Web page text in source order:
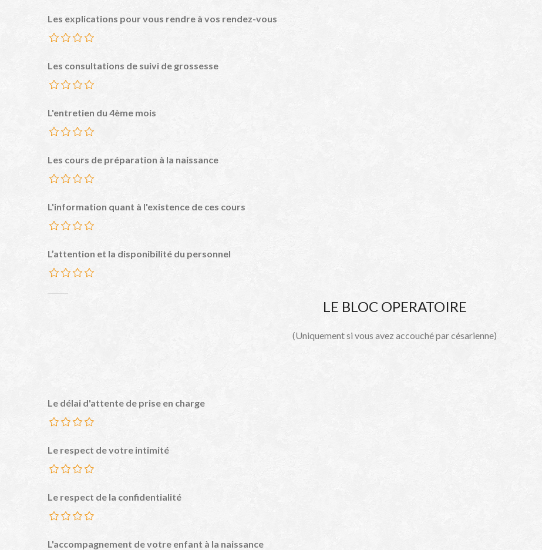
Les explications pour vous rendre à vos rendez-vous
Les consultations de suivi de grossesse
L'entretien du 4ème mois
Les cours de préparation à la naissance
L'information quant à l'existence de ces cours
L’attention et la disponibilité du personnel
LE BLOC OPERATOIRE
(Uniquement si vous avez accouché par césarienne)
Le délai d'attente de prise en charge
Le respect de votre intimité
Le respect de la confidentialité
L'accompagnement de votre enfant à la naissance